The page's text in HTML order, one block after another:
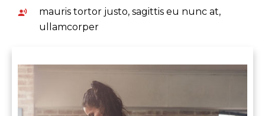
mauris tortor justo, sagittis eu nunc at,
ullamcorper